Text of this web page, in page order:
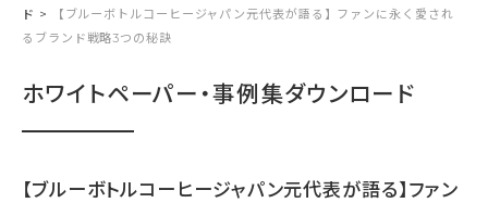
ド >
【ブルーボトルコーヒージャパン元代表が語る】ファンに永く愛され
るブランド戦略3つの秘訣
ホワイトペーパー・事例集ダウンロード
【ブルーボトルコーヒージャパン元代表が語る】ファン